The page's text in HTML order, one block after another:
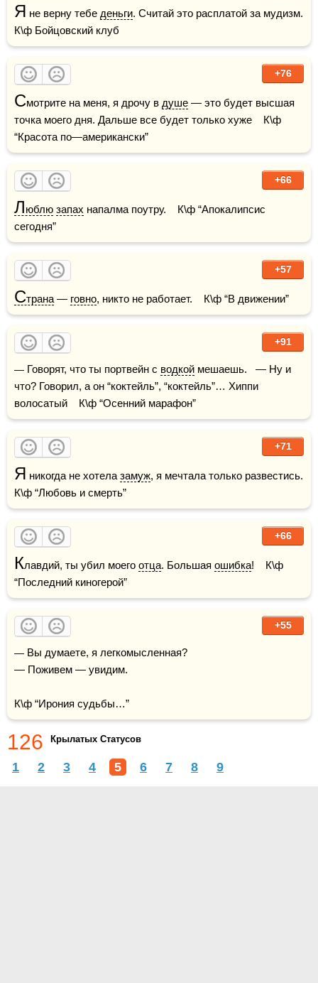
Я не верну тебе деньги. Считай это расплатой за мудизм.
К\ф Бойцовский клуб
+76
Смотрите на меня, я дрочу в душе — это будет высшая
точка моего дня. Дальше все будет только хуже    К\ф
“Красота по—американски”
+66
Люблю запах напалма поутру.    К\ф “Апокалипсис
сегодня”
+57
Страна — говно, никто не работает.    К\ф “В движении”
+91
— Говорят, что ты портвейн с водкой мешаешь.   — Ну и
что? Говорил, а он “коктейль”, “коктейль”… Хиппи
волосатый    К\ф “Осенний марафон”
+71
Я никогда не хотела замуж, я мечтала только развестись.
К\ф “Любовь и смерть”
+66
Клавдий, ты убил моего отца. Большая ошибка!    К\ф
“Последний киногерой”
+55
— Вы думаете, я легкомысленная?
— Поживем — увидим.
К\ф “Ирония судьбы…”
126 Крылатых Статусов
1 2 3 4 5 6 7 8 9